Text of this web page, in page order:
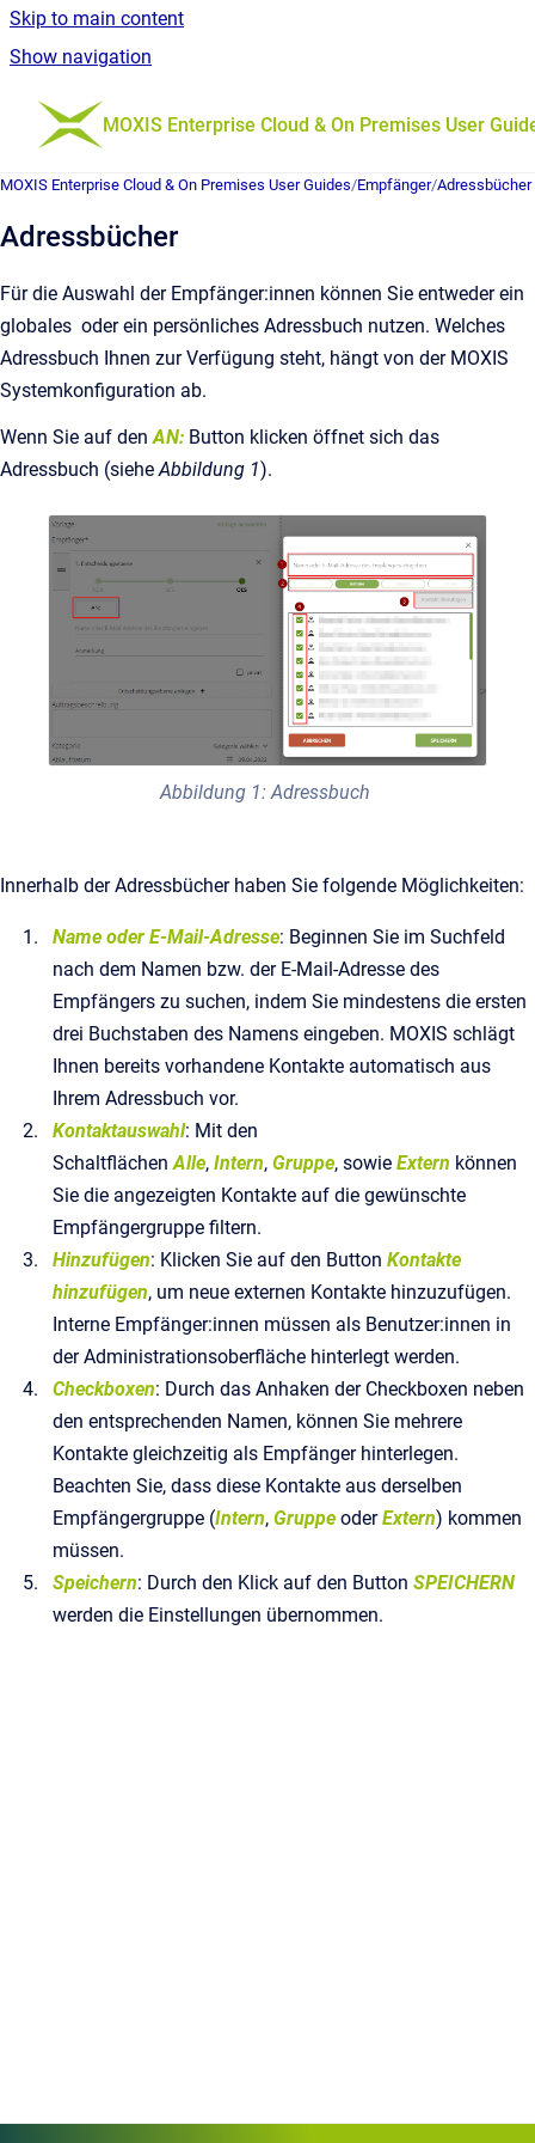
Skip to main content
Show navigation
Go to homepage
MOXIS Enterprise Cloud & On Premises User
MOXIS Enterprise Cloud & On Premises User Guides/Empfänger/
Adressbücher
Für die Auswahl der Empfänger:innen können Sie entweder ein
globales oder ein persönliches Adressbuch nutzen. Welches
Adressbuch Ihnen zur Verfügung steht, hängt von der MOXIS
Systemkonfiguration ab.
Wenn Sie auf denAN: Button klicken öffnet sich das
Adressbuch (sieheAbbildung 1).
Abbildung 1: Adressbuch
Innerhalb der Adressbücher haben Sie folgende Möglichkeiten:
Name oder E-Mail-Adresse: Beginnen Sie im Suchfeld
nach dem Namen bzw. der E-Mail-Adresse des
Empfängers zu suchen, indem Sie mindestens die ersten
drei Buchstaben des Namens eingeben. MOXIS schlägt
Ihnen bereits vorhandene Kontakte automatisch aus
Ihrem Adressbuch vor.
Kontaktauswahl: Mit den
Schaltflächen Alle, Intern, Gruppe, sowie Extern können
Sie die angezeigten Kontakte auf die gewünschte
Empfängergruppe filtern.
Hinzufügen: Klicken Sie auf den Button Kontakte
hinzufügen, um neue externen Kontakte hinzuzufügen.
Interne Empfänger:innen müssen als Benutzer:innen in
der Administrationsoberfläche hinterlegt werden.
Checkboxen: Durch das Anhaken der Checkboxen neben
den entsprechenden Namen, können Sie mehrere
Kontakte gleichzeitig als Empfänger hinterlegen.
Beachten Sie, dass diese Kontakte aus derselben
Empfängergruppe (Intern, Gruppe oderExtern) kommen
müssen.
Speichern: Durch den Klick auf den Button SPEICHERN
werden die Einstellungen übernommen.